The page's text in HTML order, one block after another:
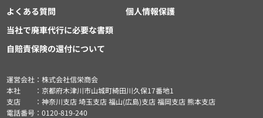
よくある質問
当社で廃車代行に必要な書類
自賠責保険の還付について
個人情報保護
運営会社：株式会社信栄商会
本社 ：京都府木津川市山城町綺田川久保17番地1
支店 ：神奈川支店 埼玉支店 福山(広島)支店 福岡支店 熊本支店
電話番号：0120-819-240